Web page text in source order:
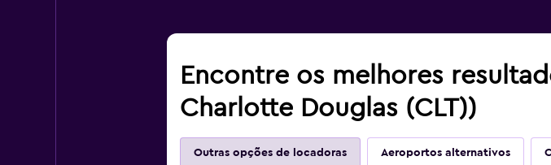
Encontre os melhores
Charlotte Douglas (CLT))
Outras opções de locadoras Aeroportos alternativos